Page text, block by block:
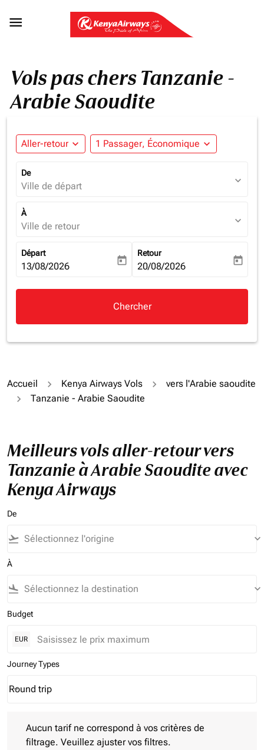

Vols pas chers Tanzanie -
Arabie Saoudite
Aller-retour expand_more 1 Passager, Économique expand_more
De
Ville de départ expand_more
À
Ville de retour expand_more
Départ
fc-booking-departure-date-aria-label
13/08/2026 today
Retour
fc-booking-return-date-aria-
20/08/2026 today
Chercher
Accueil Kenya Airways Vols
vers l'Arabie saoudite
Tanzanie - Arabie Saoudite
Meilleurs vols aller-retour vers
Tanzanie à Arabie Saoudite avec
Kenya Airways
De
flight_takeoff keyboard_arrow_down
À
flight_land keyboard_arrow_down
Budget
EUR
Journey Types
Journey Types option Round trip Selected
Round trip
keyboard_arrow_down
Aucun tarif ne correspond à vos critères de
filtrage. Veuillez ajuster vos filtres.